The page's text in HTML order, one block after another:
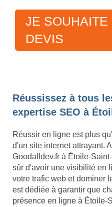
JE SOUHAITE
DEVIS
Réussissez à tous
expertise SEO à
Réussir en ligne est plus
d'un site internet attrayant.
Goodalldev.fr à Étoile-
sûr d'avoir une visibilité en
votre trafic web et dominer
est dédiée à garantir que
présence en ligne à Étoile-